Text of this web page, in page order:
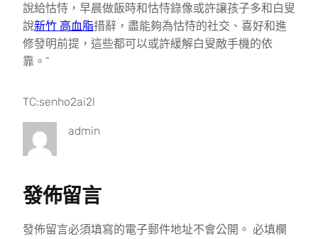
說給怙恃，早晨做飯時和怙恃錄像或許讓孩子多和白叟
說新竹 高血脂措辭，盡能夠為怙恃的社交、喜好和進
修發明前提，這些都可以或許緩解白叟敵手機的依
靠。”
TC:senho2ai2l
admin
發佈留言
發佈留言必須填寫的電子郵件地址不會公開。 必填欄